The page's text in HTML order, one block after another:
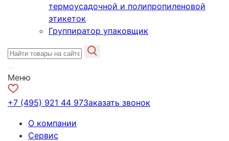
термоусадочной и полипропиленовой
этикеток
Группиратор упаковщик
Меню
+7 (495) 921 44 97Заказать звонок
О компании
Сервис